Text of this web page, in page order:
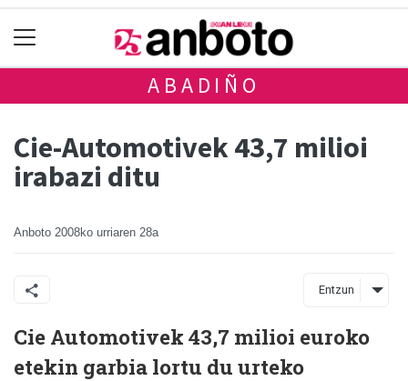
ABADIÑO
Cie-Automotivek 43,7 milioi
irabazi ditu
Anboto 2008ko urriaren 28a
Entzun
Cie Automotivek 43,7 milioi euroko
etekin garbia lortu du urteko